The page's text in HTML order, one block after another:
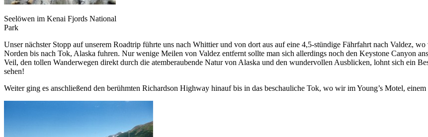
Seelöwen im Kenai Fjords National
Park
Unser nächster Stopp auf unserem Roadtrip führte uns nach Whittier und von dort aus auf eine 4,5-stündige Fährfahrt nach Valdez,
Norden bis nach Tok, Alaska fuhren. Nur wenige Meilen von Valdez entfernt sollte man sich allerdings noch den Keystone Canyon
Veil, den tollen Wanderwegen direkt durch die atemberaubende Natur von Alaska und den wundervollen Ausblicken, lohnt sich ein
sehen!
Weiter ging es anschließend den berühmten Richardson Highway hinauf bis in das beschauliche Tok, wo wir im Young’s Motel,